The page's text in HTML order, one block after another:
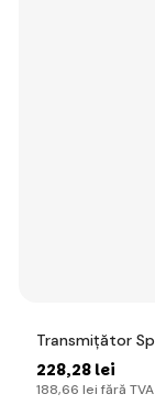
Transmițător
228,28 lei
188,66 lei fără TVA